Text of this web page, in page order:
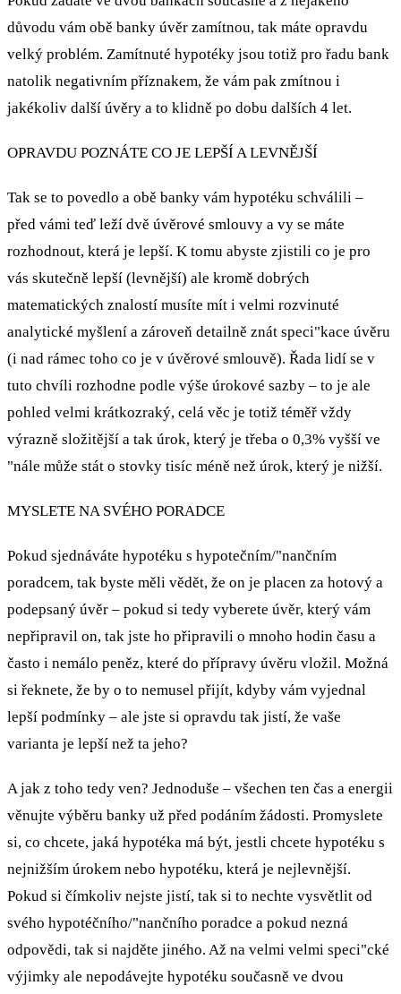
důvodu vám obě banky úvěr zamítnou, tak máte opravdu
velký problém. Zamítnuté hypotéky jsou totiž pro řadu bank
natolik negativním příznakem, že vám pak zmítnou i
jakékoliv další úvěry a to klidně po dobu dalších 4 let.
OPRAVDU POZNÁTE CO JE LEPŠÍ A LEVNĚJŠÍ
Tak se to povedlo a obě banky vám hypotéku schválili –
před vámi teď leží dvě úvěrové smlouvy a vy se máte
rozhodnout, která je lepší. K tomu abyste zjistili co je pro
vás skutečně lepší (levnější) ale kromě dobrých
matematických znalostí musíte mít i velmi rozvinuté
analytické myšlení a zároveň detailně znát speci"kace úvěru
(i nad rámec toho co je v úvěrové smlouvě). Řada lidí se v
tuto chvíli rozhodne podle výše úrokové sazby – to je ale
pohled velmi krátkozraký, celá věc je totiž téměř vždy
výrazně složitější a tak úrok, který je třeba o 0,3% vyšší ve
"nále může stát o stovky tisíc méně než úrok, který je nižší.
MYSLETE NA SVÉHO PORADCE
Pokud sjednáváte hypotéku s hypotečním/"nančním
poradcem, tak byste měli vědět, že on je placen za hotový a
podepsaný úvěr – pokud si tedy vyberete úvěr, který vám
nepřipravil on, tak jste ho připravili o mnoho hodin času a
často i nemálo peněz, které do přípravy úvěru vložil. Možná
si řeknete, že by o to nemusel přijít, kdyby vám vyjednal
lepší podmínky – ale jste si opravdu tak jistí, že vaše
varianta je lepší než ta jeho?
A jak z toho tedy ven? Jednoduše – všechen ten čas a energii
věnujte výběru banky už před podáním žádosti. Promyslete
si, co chcete, jaká hypotéka má být, jestli chcete hypotéku s
nejnižším úrokem nebo hypotéku, která je nejlevnější.
Pokud si čímkoliv nejste jistí, tak si to nechte vysvětlit od
svého hypotéčního/"nančního poradce a pokud nezná
odpovědi, tak si najděte jiného. Až na velmi velmi speci"cké
výjimky ale nepodávejte hypotéku současně ve dvou